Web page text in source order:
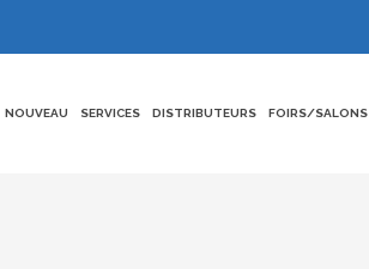
NOUVEAU SERVICES DISTRIBUTEURS FOIRS/SALONS